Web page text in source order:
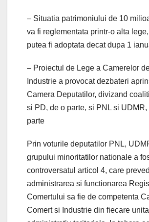
– Situatia patrimoniului de 10
va fi reglementata printr-o alta
putea fi adoptata decat dupa 1
– Proiectul de Lege a Camerelor
Industrie a provocat dezbateri
Camera Deputatilor, divizand
si PD, de o parte, si PNL si
parte
Prin voturile deputatilor PNL,
grupului minoritatilor nationale a
controversatul articol 4, care
administrarea si functionarea
Comertului sa fie de competenta
Comert si Industrie din fiecare